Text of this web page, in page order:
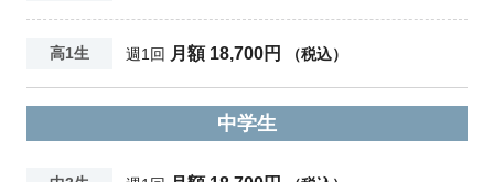
高1生 週1回 月額 18,700円 （税込）
中学生